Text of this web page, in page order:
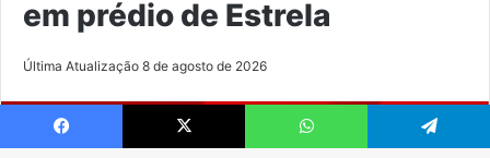
Facebook X WhatsApp Telegram